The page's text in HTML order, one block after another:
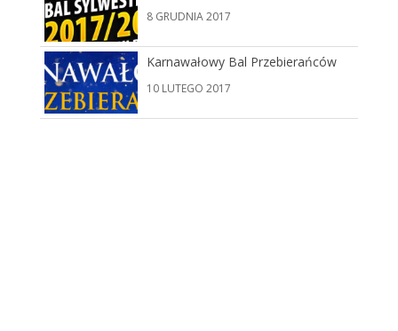
8 GRUDNIA 2017
Karnawałowy Bal Przebierańców
10 LUTEGO 2017